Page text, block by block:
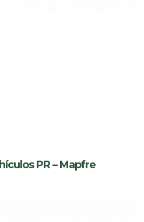
PR – Mapfre